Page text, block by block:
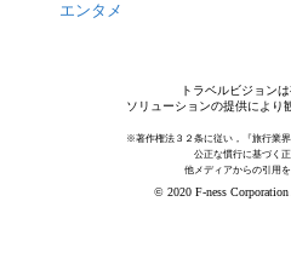
エンタメ
トラベルビジョン
ソリューションの提供により
※著作権法３２条に従い，『旅行業
公正な慣行に基づく
他メディアからの引用を
© 2020 F-ness